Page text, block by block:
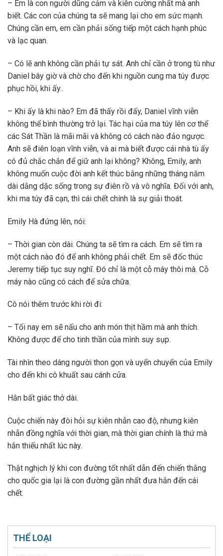
– Em là con người dũng cảm và kiên cường nhất mà anh
biết. Các con của chúng ta sẽ mang lại cho em sức mạnh.
Chúng cần em, em cần phải sống tiếp một cách hạnh phúc
và lạc quan.
– Có lẽ anh không cần phải tự sát. Anh chỉ cần ở trong tù như
Daniel bây giờ và chờ cho đến khi nguồn cung ma túy được
phục hồi, khi ấy..
– Khi ấy là khi nào? Em đã thấy rồi đấy, Daniel vĩnh viễn
không thể bình thường trở lại. Tác hại của ma túy lên cơ thể
các Sát Thần là mãi mãi và không có cách nào đảo ngược.
Anh sẽ điên loạn vĩnh viễn, và ai mà biết được cái nhà tù ấy
có đủ chắc chắn để giữ anh lại không? Không, Emily, anh
không muốn cuộc đời anh kết thúc bằng những tháng năm
dài dằng dặc sống trong sự điên rồ và vô nghĩa. Đối với anh,
khi ma túy đã cạn, thì cái chết chính là sự giải thoát.
Emily Hà đứng lên, nói:
– Thời gian còn dài. Chúng ta sẽ tìm ra cách. Em sẽ tìm ra
một cách nào đó để anh không phải chết. Em sẽ đốc thúc
Jeremy tiếp tục suy nghĩ. Đó chỉ là một cỗ máy thôi mà. Cỗ
máy nào cũng có cách để sửa chữa.
Cô nói thêm trước khi rời đi:
– Tối nay em sẽ nấu cho anh món thịt hầm mà anh thích.
Không được để cho tinh thần của mình suy sụp.
Tài nhìn theo dáng người thon gọn và uyển chuyển của Emily
cho đến khi cô khuất sau cánh cửa.
Hắn bất giác thở dài.
Cuộc chiến này đòi hỏi sự kiên nhẫn cao độ, nhưng kiên
nhẫn đồng nghĩa với thời gian, mà thời gian chính là thứ mà
hắn thiếu nhất lúc này.
Thật nghịch lý khi con đường tốt nhất dẫn đến chiến thắng
cho quốc gia lại là con đường gần nhất đưa hắn đến cái
chết.
THỂ LOẠI